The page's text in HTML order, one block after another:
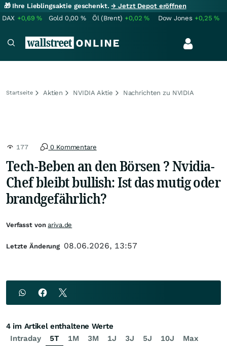
🎁 Ihre Lieblingsaktie geschenkt.→ Jetzt Depot eröffnen
DAX +0,69% Gold 0,00 % Öl (Brent) +0,02% Dow Jones +0,25%
Startseite Aktien NVIDIA Aktie Nachrichten zu NVIDIA
177 0 Kommentare
Tech-Beben an den Börsen ? Nvidia-
Chef bleibt bullish: Ist das mutig oder
brandgefährlich?
Verfasst vonariva.de
Letzte Änderung 08.06.2026, 13:57
Intraday 5T 1M 3M 1J 3J 5J 10J Max
4 im Artikel enthaltene Werte